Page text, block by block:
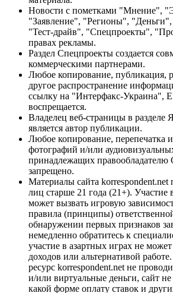
Новости с пометками "Мнение",
"Заявление", "Регионы",
"Тест-драйв", "Спецпроекты",
правах рекламы.
Раздел Спецпроекты создается
коммерческими партнерами.
Любое копирование, публикация,
другое распространение
ссылку на "Интерфакс-Украина",
воспрещается.
Владелец веб-страницы в разделе
является автор публикации.
Любое копирование, перепечатка
фотографий и/или
принадлежащих правообладателю
запрещено.
Материалы сайта korrespondent.net
лиц старше 21 года (21+). Участие
может вызвать игровую
правила (принципы)
обнаружении первых признаков
немедленно обратитесь к
участие в азартных играх не
доходов или альтернативой
ресурс korrespondent.net не
и/или виртуальные деньги, сайт
какой форме оплату ставок и